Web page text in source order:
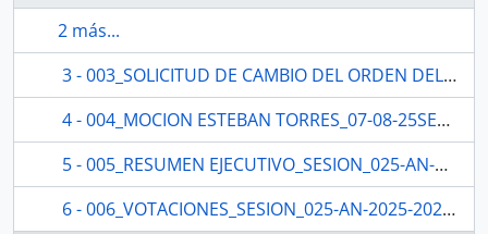
2 más...
3 - 003_SOLICITUD DE CAMBIO DEL ORDEN DEL DIA SILVIA NUÑEZ_06-08-25SESION DEL PLENO N 025 ASAMBLEA NACIONAL 2025-2027
4 - 004_MOCION ESTEBAN TORRES_07-08-25SESION DEL PLENO N 025 ASAMBLEA NACIONAL 2025-2027
5 - 005_RESUMEN EJECUTIVO_SESION_025-AN-2025-2029SESION DEL PLENO N 025 ASAMBLEA NACIONAL 2025-2027
6 - 006_VOTACIONES_SESION_025-AN-2025-2029_07-08-25SESION DEL PLENO N 025 ASAMBLEA NACIONAL 2025-2027